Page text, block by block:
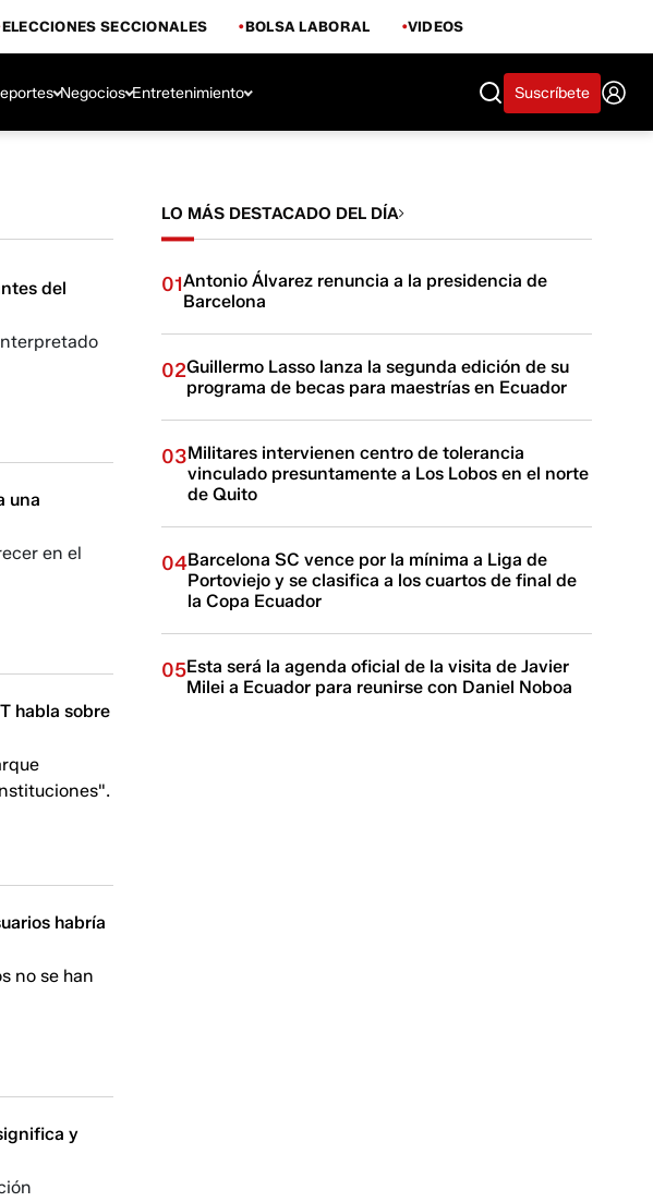
ELECCIONES SECCIONALES BOLSA LABORAL VIDEOS
Negocios Entretenimiento Suscríbete
del
una
en el
habla sobre
habría
no se han
y
LO MÁS DESTACADO DEL DÍA
01Antonio Álvarez renuncia a la presidencia de
Barcelona
02Guillermo Lasso lanza la segunda edición de su
programa de becas para maestrías en Ecuador
03Militares intervienen centro de tolerancia
vinculado presuntamente a Los Lobos en el norte
de Quito
04Barcelona SC vence por la mínima a Liga de
Portoviejo y se clasifica a los cuartos de final de
la Copa Ecuador
05Esta será la agenda oficial de la visita de Javier
Milei a Ecuador para reunirse con Daniel Noboa